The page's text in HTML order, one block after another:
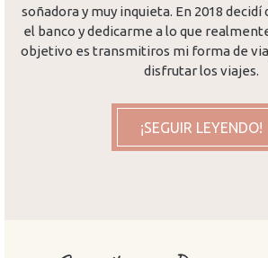
soñadora y muy inquieta. En 2018
el banco y dedicarme a lo que
objetivo es transmitiros mi forma de
disfrutar los viajes.
¡SEGUIR LEYENDO!